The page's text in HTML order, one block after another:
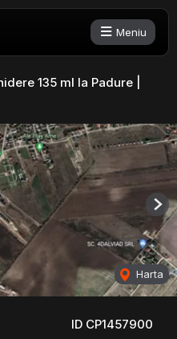
Meniu
135 ml la Padure |
ID CP1457900
Harta